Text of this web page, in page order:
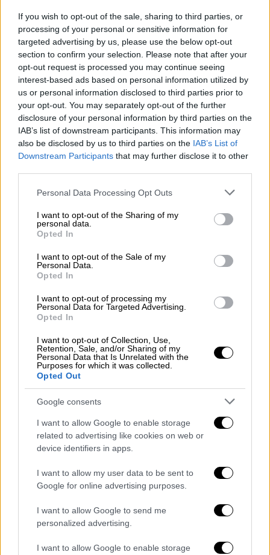
If you wish to opt-out of the sale, sharing to third parties, or
processing of your personal or sensitive information for
targeted advertising by us, please use the below opt-out
section to confirm your selection. Please note that after your
opt-out request is processed you may continue seeing
interest-based ads based on personal information utilized by
us or personal information disclosed to third parties prior to
your opt-out. You may separately opt-out of the further
disclosure of your personal information by third parties on the
IAB’s list of downstream participants. This information may
also be disclosed by us to third parties on the IAB’s List of
Downstream Participants that may further disclose it to other
Please note that this website/app uses one or more Google
not limited to your visit or usage behaviour. You may click to
grant or deny consent to Google and its third-party tags to
use your data for below specified purposes in below Google
consent section.
Personal Data Processing Opt Outs
I want to opt-out of the Sharing of my
personal data.
Opted In
I want to opt-out of the Sale of my
Personal Data.
Opted In
I want to opt-out of processing my
Personal Data for Targeted Advertising.
Opted In
I want to opt-out of Collection, Use,
Retention, Sale, and/or Sharing of my
Personal Data that Is Unrelated with the
Purposes for which it was collected.
Opted Out
Google consents
I want to allow Google to enable storage
related to advertising like cookies on web or
device identifiers in apps.
I want to allow my user data to be sent to
Google for online advertising purposes.
I want to allow Google to send me
personalized advertising.
I want to allow Google to enable storage
κρύωνε.
ΔΙΑΒΑΣΤΕ ΕΠΙΣΗΣ
Ελλάδα|22.07.2024 16:25
Σοκ: Σκότωσε με σιδερένιο λοστό
αδέσποτη γάτα που βρέθηκε στην
αυλή του
Τι ισχυρίζεται ο δράστης για τη
μοιραία συμπλοκή
Καταδικάστηκαν τρία άτομα
Η υπόθεση διαδραματίστηκε σε ιδιωτική
κλινική το 2019 και οδηγήθηκε στο
Πλημμελειοδικείου Θεσσαλονίκης.
δικαστήριοέκρινε ένοχους για σωματική
βλάβη από συγκλίνουσα αμέλεια τον
αναισθησιολόγο, τον υπεύθυνο της τεχνικής
υπηρεσίας της κλινικής και το νομικό της
εκπρόσωπο. Σε καθέναν απ' αυτούς
επιβλήθηκεποινή φυλάκισης 10 μηνών, με
3ετή αναστολή,
ενώ το δικαστήριο με την
ίδια απόφαση αθώωσε τέσσερα άτομα που
αυτών τον χειρουργό γιατρό, δύο
νοσηλευτές και τον νομικό εκπρόσωπο της
εταιρίας εμπορίας της θερμαινόμενης